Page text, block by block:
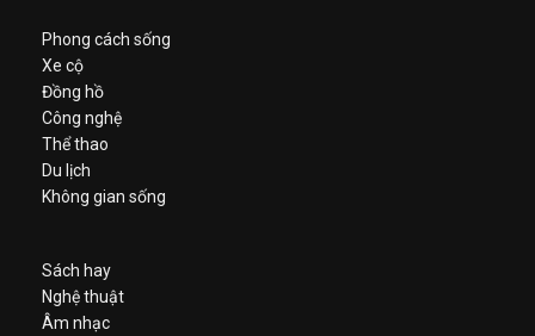
Phong cách sống
Xe cộ
Đồng hồ
Công nghệ
Thể thao
Du lịch
Không gian sống
Sách hay
Nghệ thuật
Âm nhạc